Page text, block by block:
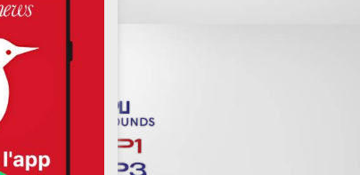
Porto Potenza,
Sant'Anna: c'è la
Pieve Torina,
Pievetoridens: il